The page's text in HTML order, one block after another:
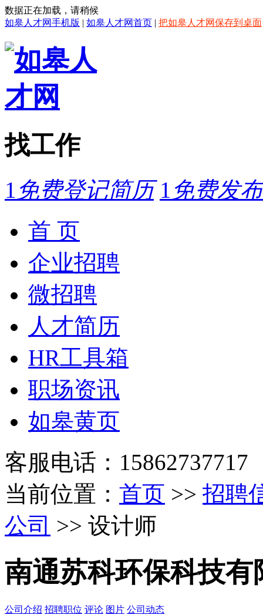
数据正在加载，请稍候
如皋人才网手机版 | 如皋人才网首页 | 把如皋人才网保存到桌面
找工作
1 免费登记简历 1 免费发
首 页
企业招聘
微招聘
人才简历
HR工具箱
职场资讯
如皋黄页
客服电话：15862737717
当前位置： 首页 >> 招聘
公司 >> 设计师
南通苏科环保科技有
公司介绍 招聘职位 评论 图片 公司动态